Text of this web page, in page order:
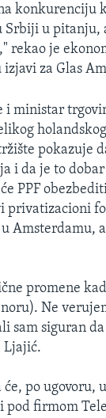
konkurenciju
Srbiji u pitanju,
rekao je
za Glas
i ministar
pokazuje
i da je to dobar
PPF
privatizacioni
Amsterdamu,
promene
Ne
sam siguran
Ljajić.
po ugovoru,
pod firmom